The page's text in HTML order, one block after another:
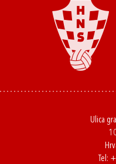
Ulica
Tel: